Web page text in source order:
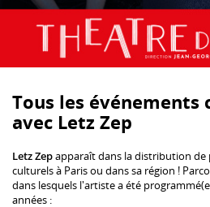
Tous les événements
avec Letz Zep
Letz Zepapparaît dans la distribution de
culturels à Paris ou dans sa région !
dans lesquels l'artiste a été
années :